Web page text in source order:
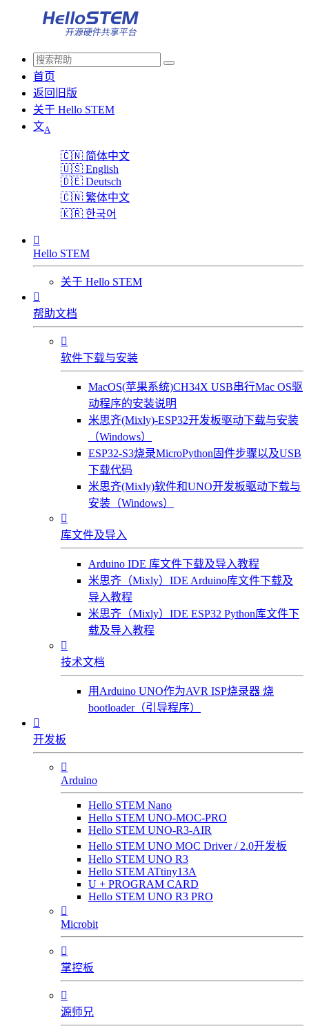
首页
返回旧版
关于 Hello STEM
文A
🇨🇳 简体中文
🇺🇸 English
🇩🇪 Deutsch
🇨🇳 繁体中文
🇰🇷 한국어

Hello STEM
关于 Hello STEM

帮助文档

软件下载与安装
MacOS(苹果系统)CH34X USB串行Mac OS驱
动程序的安装说明
米思齐(Mixly)-ESP32开发板驱动下载与安装
（Windows）
ESP32-S3烧录MicroPython固件步骤以及USB
下载代码
米思齐(Mixly)软件和UNO开发板驱动下载与
安装（Windows）

库文件及导入
Arduino IDE 库文件下载及导入教程
米思齐（Mixly）IDE Arduino库文件下载及
导入教程
米思齐（Mixly）IDE ESP32 Python库文件下
载及导入教程

技术文档
用Arduino UNO作为AVR ISP烧录器 烧
bootloader（引导程序）

开发板

Arduino
Hello STEM Nano
Hello STEM UNO-MOC-PRO
Hello STEM UNO-R3-AIR
Hello STEM UNO MOC Driver / 2.0开发板
Hello STEM UNO R3
Hello STEM ATtiny13A
U + PROGRAM CARD
Hello STEM UNO R3 PRO

Microbit

掌控板

源师兄